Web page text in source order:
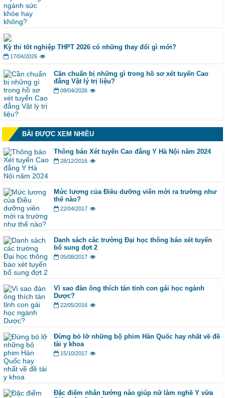
Kỳ thi tốt nghiệp THPT 2026 có những thay đổi gì mới?
17/04/2026
Cần chuẩn bị những gì trong hồ sơ xét tuyển Cao
đẳng Vật lý trị liệu?
08/04/2026
BÀI ĐƯỢC XEM NHIỀU
Thông báo Xét tuyển Cao đẳng Y Hà Nội năm 2024
28/12/2016
Mức lương của Điều dưỡng viên mới ra trường như
thế nào?
22/04/2017
Danh sách các trường Đại học thông báo xét tuyển
bổ sung đợt 2
05/08/2017
Vì sao đàn ông thích tán tỉnh con gái học ngành
Dược?
22/05/2016
Đừng bỏ lỡ những bộ phim Hàn Quốc hay nhất về đề
tài y khoa
15/10/2017
Đặc điểm nhân tướng nào giúp nữ làm nghề Y vừa